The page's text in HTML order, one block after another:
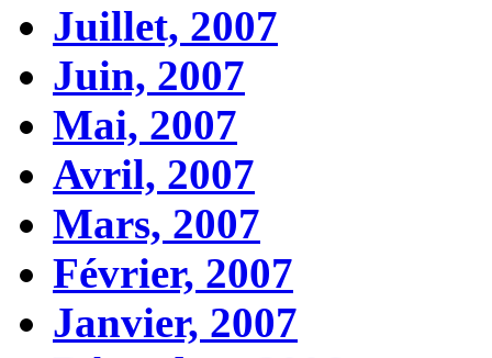
Juillet, 2007
Juin, 2007
Mai, 2007
Avril, 2007
Mars, 2007
Février, 2007
Janvier, 2007